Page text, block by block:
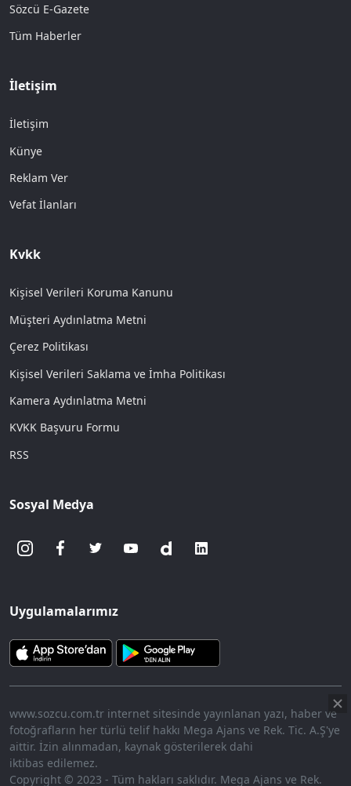
Sözcü E-Gazete
Tüm Haberler
İletişim
İletişim
Künye
Reklam Ver
Vefat İlanları
Kvkk
Kişisel Verileri Koruma Kanunu
Müşteri Aydınlatma Metni
Çerez Politikası
Kişisel Verileri Saklama ve İmha Politikası
Kamera Aydınlatma Metni
KVKK Başvuru Formu
RSS
Sosyal Medya
Uygulamalarımız
www.sozcu.com.tr internet sitesinde yayınlanan yazı, haber ve
fotoğrafların her türlü telif hakkı Mega Ajans ve Rek. Tic. A.Ş'ye
aittir. İzin alınmadan, kaynak gösterilerek dahi
iktibas edilemez.
Copyright © 2023 - Tüm hakları saklıdır. Mega Ajans ve Rek.